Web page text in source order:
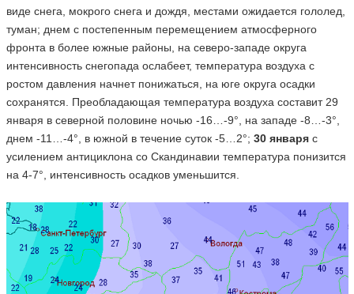
виде снега, мокрого снега и дождя, местами ожидается гололед,
туман; днем с постепенным перемещением атмосферного
фронта в более южные районы, на северо-западе округа
интенсивность снегопада ослабеет, температура воздуха с
ростом давления начнет понижаться, на юге округа осадки
сохранятся. Преобладающая температура воздуха составит 29
января в северной половине ночью -16…-9°, на западе -8…-3°,
днем -11…-4°, в южной в течение суток -5…2°; 30 январяс
усилением антициклона со Скандинавии температура понизится
на 4-7°, интенсивность осадков уменьшится.